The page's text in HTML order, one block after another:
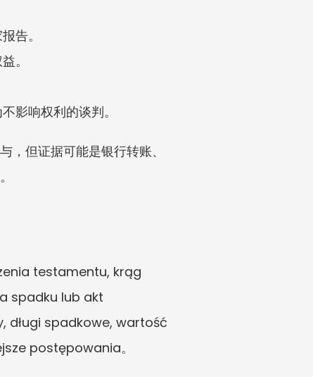
告。
。
影响权利的谈判。
但证据可能是银行转账、
testamentu, krąg
spadku lub akt
długi spadkowe, wartość
postępowania。